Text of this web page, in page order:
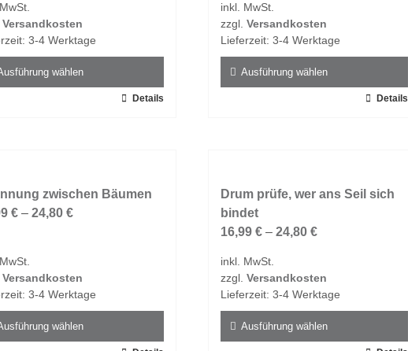
können
auf
Produktseite
gewählt
Versandkosten
3-4 Werktage
wählen
Details
inkl. MwSt.
zzgl. Versandkosten
Lieferzeit: 3-4 Werktage
Ausführung wählen
auf.
Die
Optionen
auf
der
gewählt
werden
Details
zwischen Bäumen
€ – 24,80 €
Versandkosten
3-4 Werktage
wählen
Drum prüfe, wer ans Seil sich
bindet
16,99 € – 24,80 €
inkl. MwSt.
zzgl. Versandkosten
Lieferzeit: 3-4 Werktage
Ausführung wählen